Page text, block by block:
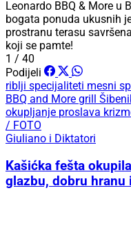
Leonardo BBQ & More u
bogata ponuda ukusnih
prostranu terasu
koji se pamte!
1 / 40
Podijeli
riblji specijaliteti mesni
BBQ and More grill
okupljanje proslava
/ FOTO
Giuliano i Diktatori
Kašićka fešta
glazbu, dobru hranu